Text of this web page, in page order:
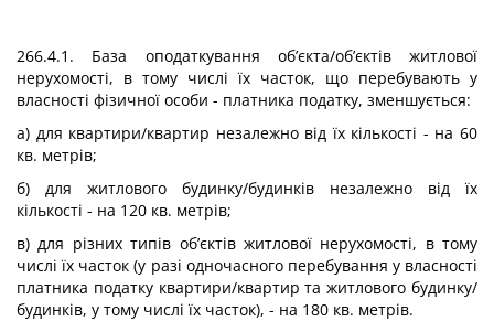
266.4.1. База оподаткування об’єкта/об’єктів житлової
нерухомості, в тому числі їх часток, що перебувають у
власності фізичної особи - платника податку, зменшується:
а) для квартири/квартир незалежно від їх кількості - на 60
кв. метрів;
б) для житлового будинку/будинків незалежно від їх
кількості - на 120 кв. метрів;
в) для різних типів об’єктів житлової нерухомості, в тому
числі їх часток (у разі одночасного перебування у власності
платника податку квартири/квартир та житлового будинку/
будинків, у тому числі їх часток), - на 180 кв. метрів.